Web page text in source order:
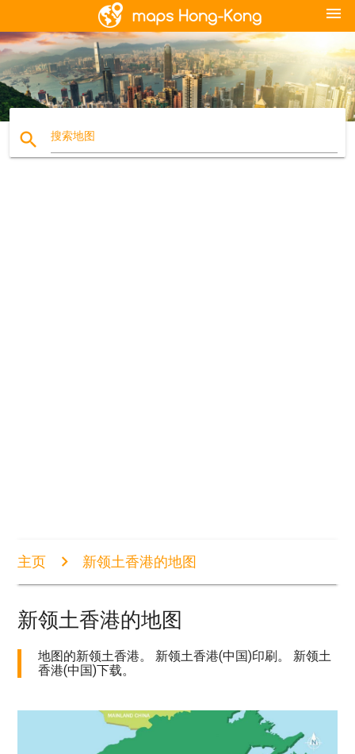
menu
search 搜索地图
主页 新领土香港的地图
新领土香港的地图
地图的新领土香港。 新领土香港(中国)印刷。 新领土
香港(中国)下载。